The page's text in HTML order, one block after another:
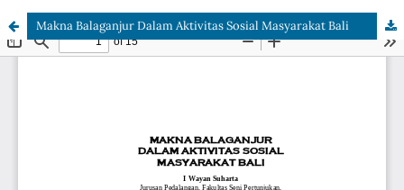
Makna Balaganjur Dalam Aktivitas Sosial Masyarakat Bali